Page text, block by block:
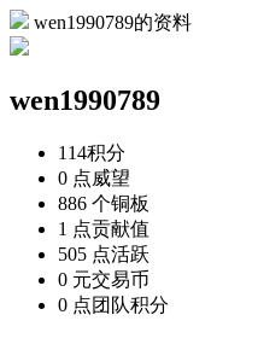
wen1990789的资料
wen1990789
114积分
0 点威望
886 个铜板
1 点贡献值
505 点活跃
0 元交易币
0 点团队积分